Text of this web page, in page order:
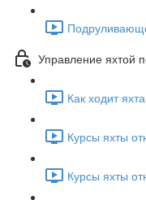
Управление яхтой
Как ходит
Курсы яхты
Курсы яхты